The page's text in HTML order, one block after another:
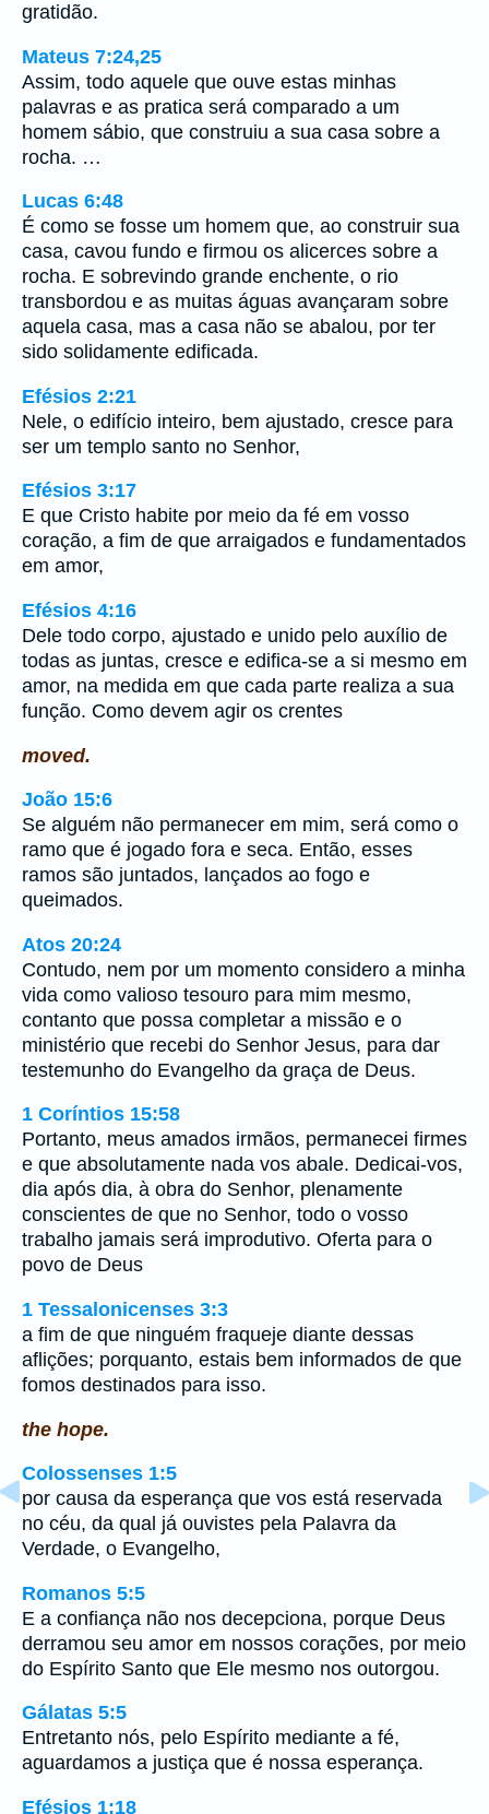
gratidão.
Mateus 7:24,25
Assim, todo aquele que ouve estas minhas
palavras e as pratica será comparado a um
homem sábio, que construiu a sua casa sobre a
rocha. …
Lucas 6:48
É como se fosse um homem que, ao construir sua
casa, cavou fundo e firmou os alicerces sobre a
rocha. E sobrevindo grande enchente, o rio
transbordou e as muitas águas avançaram sobre
aquela casa, mas a casa não se abalou, por ter
sido solidamente edificada.
Efésios 2:21
Nele, o edifício inteiro, bem ajustado, cresce para
ser um templo santo no Senhor,
Efésios 3:17
E que Cristo habite por meio da fé em vosso
coração, a fim de que arraigados e fundamentados
em amor,
Efésios 4:16
Dele todo corpo, ajustado e unido pelo auxílio de
todas as juntas, cresce e edifica-se a si mesmo em
amor, na medida em que cada parte realiza a sua
função. Como devem agir os crentes
moved.
João 15:6
Se alguém não permanecer em mim, será como o
ramo que é jogado fora e seca. Então, esses
ramos são juntados, lançados ao fogo e
queimados.
Atos 20:24
Contudo, nem por um momento considero a minha
vida como valioso tesouro para mim mesmo,
contanto que possa completar a missão e o
ministério que recebi do Senhor Jesus, para dar
testemunho do Evangelho da graça de Deus.
1 Coríntios 15:58
Portanto, meus amados irmãos, permanecei firmes
e que absolutamente nada vos abale. Dedicai-vos,
dia após dia, à obra do Senhor, plenamente
conscientes de que no Senhor, todo o vosso
trabalho jamais será improdutivo. Oferta para o
povo de Deus
1 Tessalonicenses 3:3
a fim de que ninguém fraqueje diante dessas
aflições; porquanto, estais bem informados de que
fomos destinados para isso.
the hope.
Colossenses 1:5
por causa da esperança que vos está reservada
no céu, da qual já ouvistes pela Palavra da
Verdade, o Evangelho,
Romanos 5:5
E a confiança não nos decepciona, porque Deus
derramou seu amor em nossos corações, por meio
do Espírito Santo que Ele mesmo nos outorgou.
Gálatas 5:5
Entretanto nós, pelo Espírito mediante a fé,
aguardamos a justiça que é nossa esperança.
Efésios 1:18